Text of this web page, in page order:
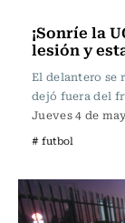
¡Sonríe la
lesión y
El delantero se
dejó fuera del
Jueves 4 de
# futbol